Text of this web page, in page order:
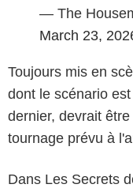
— The
March 23,
Toujours mis en
dont le scénario
dernier, devrait
tournage prévu à
Dans Les Secrets